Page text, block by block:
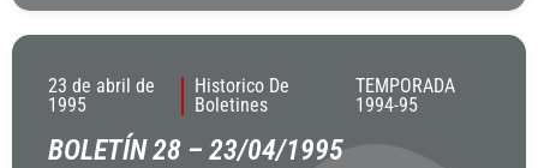
23 de abril de
1995
Historico De
Boletines
TEMPORADA
1994-95
BOLETÍN 28 – 23/04/1995